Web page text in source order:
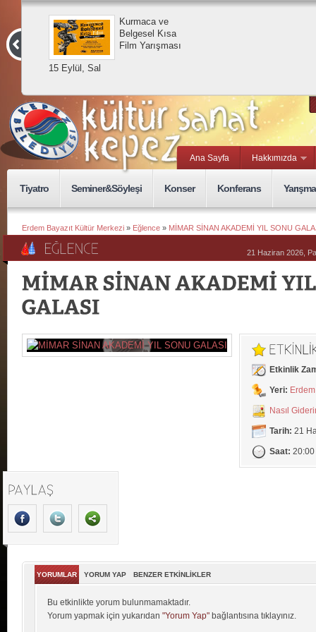
15 Eylül, Sal
Kurmaca ve
Belgesel Kısa
Film Yarışması
Ana Sayfa Hakkımızda
Tiyatro Seminer&Söyleşi Konser Konferans Yarışma
Erdem Bayazıt Kültür Merkezi » Eğlence » MİMAR SİNAN AKADEMİ YIL SONU
21 Haziran 2026,
Etkinlik
Yeri:
Nasıl
Tarih: 21
Saat: 20:00
YORUMLAR YORUM YAP BENZER ETKİNLİKLER
Bu etkinlikte yorum bulunmamaktadır.
Yorum yapmak için yukarıdan "Yorum Yap" bağlantısına tıklayınız.